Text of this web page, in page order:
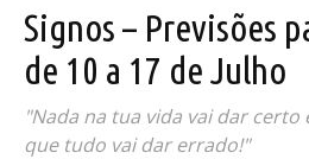
Signos – Previsões
de 10 a 17 de Julho
"Nada na tua vida vai dar
que tudo vai dar errado!"